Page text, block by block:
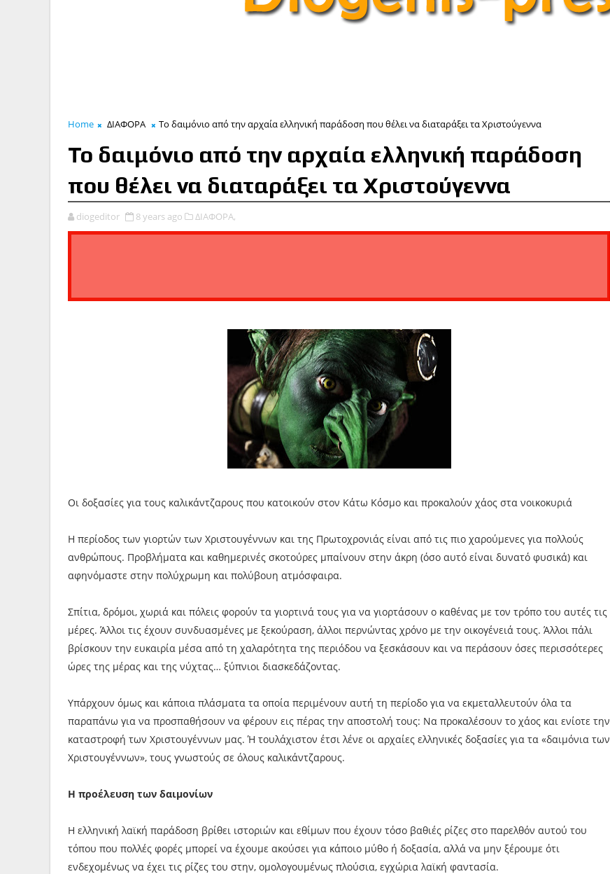
Home ΔΙΑΦΟΡΑ Το δαιμόνιο από την αρχαία ελληνική παράδοση που θέλει να διαταράξει τα Χριστούγεννα
Το δαιμόνιο από την αρχαία ελληνική παράδοση
που θέλει να διαταράξει τα Χριστούγεννα
diogeditor 8 years ago ΔΙΑΦΟΡΑ,
Οι δοξασίες για τους καλικάντζαρους που κατοικούν στον Κάτω Κόσμο και προκαλούν χάος στα νοικοκυριά
Η περίοδος των γιορτών των Χριστουγέννων και της Πρωτοχρονιάς είναι από τις πιο χαρούμενες για πολλούς
ανθρώπους. Προβλήματα και καθημερινές σκοτούρες μπαίνουν στην άκρη (όσο αυτό είναι δυνατό φυσικά) και
αφηνόμαστε στην πολύχρωμη και πολύβουη ατμόσφαιρα.
Σπίτια, δρόμοι, χωριά και πόλεις φορούν τα γιορτινά τους για να γιορτάσουν ο καθένας με τον τρόπο του αυτές τις
μέρες. Άλλοι τις έχουν συνδυασμένες με ξεκούραση, άλλοι περνώντας χρόνο με την οικογένειά τους. Άλλοι πάλι
βρίσκουν την ευκαιρία μέσα από τη χαλαρότητα της περιόδου να ξεσκάσουν και να περάσουν όσες περισσότερες
ώρες της μέρας και της νύχτας… ξύπνιοι διασκεδάζοντας.
Υπάρχουν όμως και κάποια πλάσματα τα οποία περιμένουν αυτή τη περίοδο για να εκμεταλλευτούν όλα τα
παραπάνω για να προσπαθήσουν να φέρουν εις πέρας την αποστολή τους: Να προκαλέσουν το χάος και ενίοτε την
καταστροφή των Χριστουγέννων μας. Ή τουλάχιστον έτσι λένε οι αρχαίες ελληνικές δοξασίες για τα «δαιμόνια των
Χριστουγέννων», τους γνωστούς σε όλους καλικάντζαρους.
Η προέλευση των δαιμονίων
Η ελληνική λαϊκή παράδοση βρίθει ιστοριών και εθίμων που έχουν τόσο βαθιές ρίζες στο παρελθόν αυτού του
τόπου που πολλές φορές μπορεί να έχουμε ακούσει για κάποιο μύθο ή δοξασία, αλλά να μην ξέρουμε ότι
ενδεχομένως να έχει τις ρίζες του στην, ομολογουμένως πλούσια, εγχώρια λαϊκή φαντασία.